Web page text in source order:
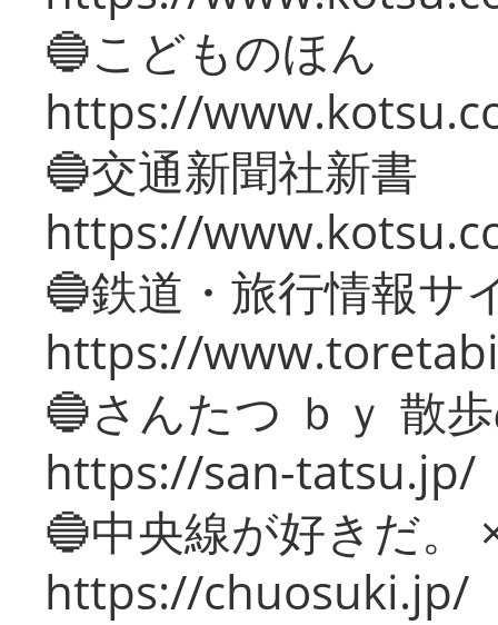
🔵こどものほん
https://
🔵交通新聞社新書
https://
🔵鉄道・旅行情報サ
https://
🔵さんたつ ｂｙ 散
https://san-tatsu.jp/
🔵中央線が好きだ。
https://chuosuki.jp/